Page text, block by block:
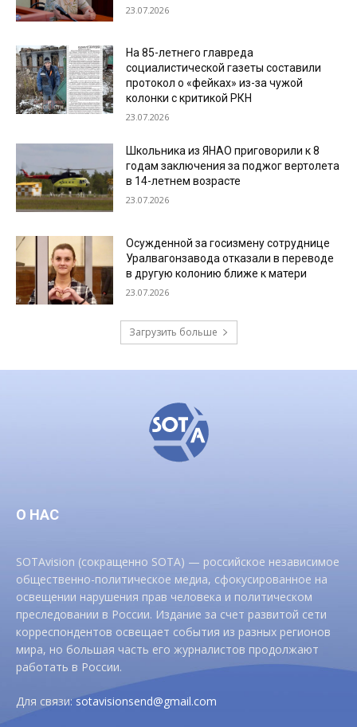
23.07.2026
На 85-летнего главреда
социалистической газеты составили
протокол о «фейках» из-за чужой
колонки с критикой РКН
23.07.2026
Школьника из ЯНАО приговорили к 8
годам заключения за поджог вертолета
в 14-летнем возрасте
23.07.2026
Осужденной за госизмену сотруднице
Уралвагонзавода отказали в переводе
в другую колонию ближе к матери
23.07.2026
Загрузить больше
О НАС
SOTAvision (сокращенно SOTA) — российское независимое
общественно-политическое медиа, сфокусированное на
освещении нарушения прав человека и политическом
преследовании в России. Издание за счет развитой сети
корреспондентов освещает события из разных регионов
мира, но большая часть его журналистов продолжают
работать в России.
Для связи:sotavisionsend@gmail.com